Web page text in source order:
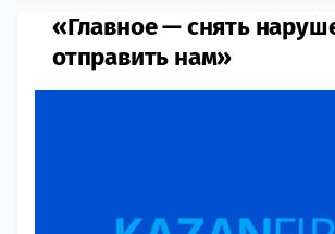
«Главное — снять
отправить нам»